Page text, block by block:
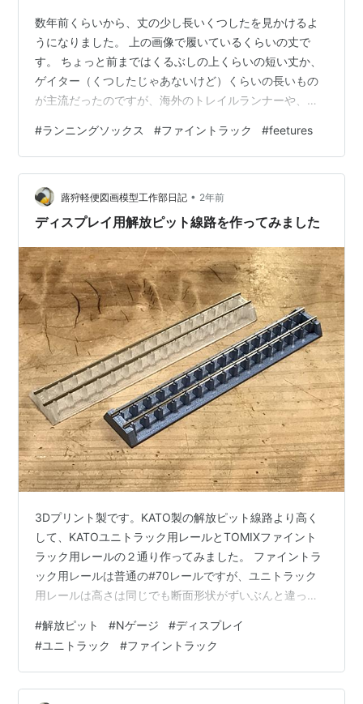
数年前くらいから、丈の少し長いくつしたを見かけるよ
うになりました。 上の画像で履いているくらいの丈で
す。 ちょっと前まではくるぶしの上くらいの短い丈か、
ゲイター（くつしたじゃあないけど）くらいの長いもの
が主流だったのですが、海外のトレイルランナーや、ち
ちょい見かけます。 見かけ始めた当初は見慣れないこと
もあり、格好いいとは思っていなかったのですが、最近
段々と「格好いいなー」と思うようになってきた。 とこ
ろで、ボクのランニングにおけるソックス事情は「イン
ナーファクト」一択でした。 ・ 乾きが早い ・ 蒸れない
#ランニングソックス #ファイントラック #feetures
蕗狩軽便図画模型工作部日記 • 2年前
ディスプレイ用解放ピット線路を作ってみました
3Dプリント製です。KATO製の解放ピット線路より高く
して、KATOユニトラック用レールとTOMIXファイント
ラック用レールの２通り作ってみました。 ファイントラ
ック用レールは普通の#70レールですが、ユニトラック
用レールは高さは同じでも断面形状がずいぶんと違って
じが違います。ファイントラック用レールの方が狭軌感
が強い感じ。ナロー車両展示向きかもしれません。
#解放ピット #Nゲージ #ディスプレイ
#ユニトラック #ファイントラック